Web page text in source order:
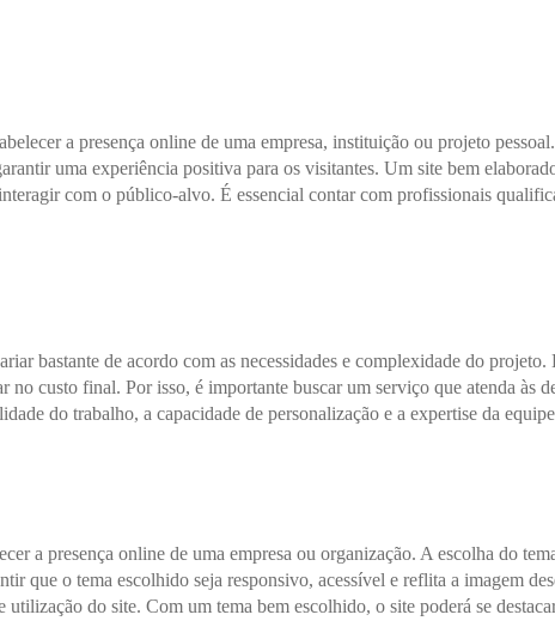
a presença online de uma empresa, instituição ou projeto
uma experiência positiva para os visitantes. Um site bem
com o público-alvo. É essencial contar com profissionais
bastante de acordo com as necessidades e complexidade do
no custo final. Por isso, é importante buscar um serviço que atenda às
do trabalho, a capacidade de personalização e a expertise da
a presença online de uma empresa ou organização. A escolha do
que o tema escolhido seja responsivo, acessível e reflita a imagem
do site. Com um tema bem escolhido, o site poderá se